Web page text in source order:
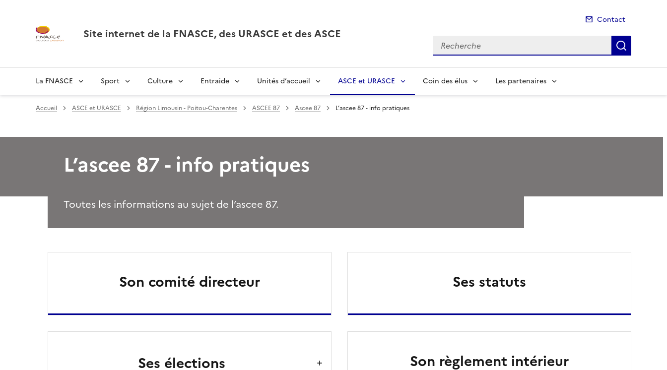
Site internet de la FNASCE, des URASCE et des ASCE
Contact
Recherche
La FNASCE Sport Culture Entraide Unités d’accueil ASCE et URASCE Coin des élus Les partenaires
Accueil ASCE et URASCE Région Limousin - Poitou-Charentes ASCEE 87 Ascee 87 L’ascee 87 - info pratiques
L’ascee 87 - info pratiques
Toutes les informations au sujet de l’ascee 87.
Son comité directeur
Ses élections
Ses statuts
Son règlement intérieur